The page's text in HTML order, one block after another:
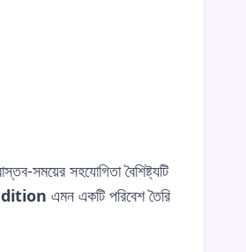
সময়ের সহযোগিতা বৈশিষ্ট্যটি
এমন একটি পরিবেশ তৈরি